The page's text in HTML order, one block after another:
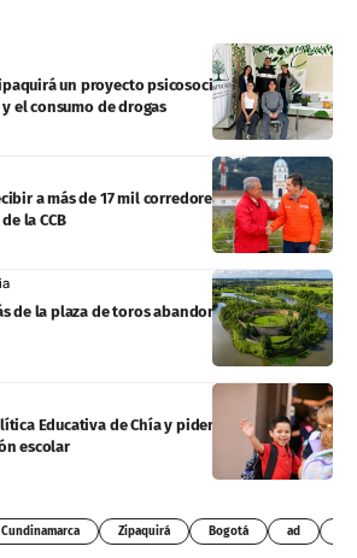
un proyecto psicosocial para prevenir
el consumo de drogas
a más de 17 mil corredores en la tercera
la CCB
de la plaza de toros abandonada Chía, cerca
Educativa de Chía y piden reforzar la
escolar
Cundinamarca Zipaquirá Bogotá ad